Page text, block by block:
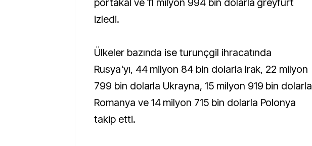
portakal ve 11 milyon 994 bin dolarla greyfurt
izledi.
Ülkeler bazında ise turunçgil ihracatında
Rusya'yı, 44 milyon 84 bin dolarla Irak, 22 milyon
799 bin dolarla Ukrayna, 15 milyon 919 bin dolarla
Romanya ve 14 milyon 715 bin dolarla Polonya
takip etti.